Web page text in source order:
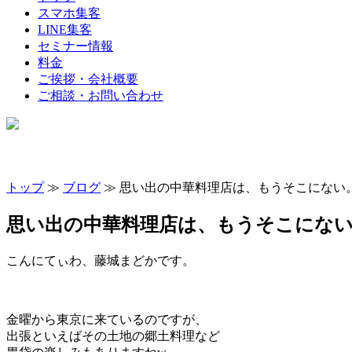
スマホ集客
LINE集客
セミナー情報
料金
ご挨拶・会社概要
ご相談・お問い合わせ
トップ≫ ブログ ≫ 思い出の中華料理店は、もうそこにない
思い出の中華料理店は、もうそこにな
こんにてぃわ、藤城まどかです。
金曜から東京に来ているのですが、
出張といえばその土地の郷土料理など